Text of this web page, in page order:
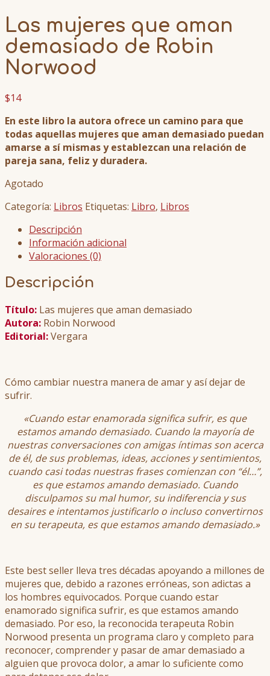
Las mujeres que aman
demasiado de Robin
Norwood
$14
En este libro la autora ofrece un camino para que
todas aquellas mujeres que aman demasiado puedan
amarse a sí mismas y establezcan una relación de
pareja sana, feliz y duradera.
Agotado
Categoría: Libros Etiquetas: Libro, Libros
Descripción
Información adicional
Valoraciones (0)
Descripción
Título: Las mujeres que aman demasiado
Autora: Robin Norwood
Editorial:Vergara
Cómo cambiar nuestra manera de amar y así dejar de
sufrir.
«Cuando estar enamorada significa sufrir, es que
estamos amando demasiado. Cuando la mayoría de
nuestras conversaciones con amigas íntimas son acerca
de él, de sus problemas, ideas, acciones y sentimientos,
cuando casi todas nuestras frases comienzan con “él…”,
es que estamos amando demasiado. Cuando
disculpamos su mal humor, su indiferencia y sus
desaires e intentamos justificarlo o incluso convertirnos
en su terapeuta, es que estamos amando demasiado.»
Este best seller lleva tres décadas apoyando a millones de
mujeres que, debido a razones erróneas, son adictas a
los hombres equivocados. Porque cuando estar
enamorado significa sufrir, es que estamos amando
demasiado. Por eso, la reconocida terapeuta Robin
Norwood presenta un programa claro y completo para
reconocer, comprender y pasar de amar demasiado a
alguien que provoca dolor, a amar lo suficiente como